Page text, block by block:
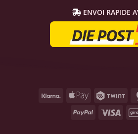
ENVOI RAPIDE
Klarna
Apple
PayPal
Visa